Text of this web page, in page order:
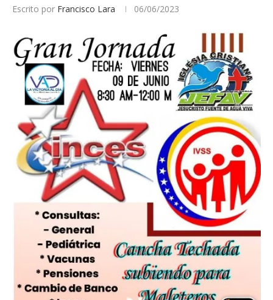
Escrito por Francisco Lara 06/06/2023